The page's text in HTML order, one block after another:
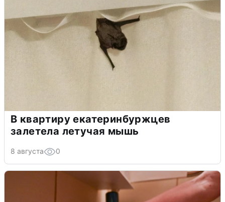
В квартиру екатеринбуржцев
залетела летучая мышь
8 августа 0